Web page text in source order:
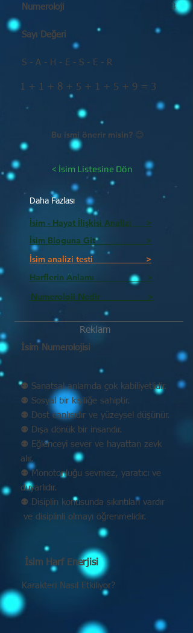
Numeroloji
Sayı Değeri
3
S - A - H - E - S - E - R
1 + 1 + 8 + 5 + 1 + 5 + 9 = 3
Bu ismi önerir misin? 😊
< İsim Listesine Dön
Daha Fazlası
İsim - Hayat İlişkisi Analizi >
İsim Bloguna Git >
İsim analizi testi >
Harflerin Anlamı >
Numeroloji Nedir_________ >
Reklam
İsim Numerolojisi
⚉ Sanatsal anlamda çok kabiliyetlidir.
⚉ Sosyal bir kişiliğe sahiptir.
⚉ Dost canlısıdır ve yüzeysel düşünür.
⚉ Dışa dönük bir insandır.
⚉ Eğlenceyi sever ve hayattan zevk
alır.
⚉ Monotonluğu sevmez, yaratıcı ve
duyarlıdır.
⚉ Disiplin konusunda sıkıntıları vardır
ve disiplinli olmayı öğrenmelidir.
İsim Harf Enerjisi
Karakteri Nasıl Etkiliyor?